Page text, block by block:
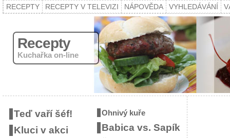
RECEPTY RECEPTY V TELEVIZI NÁPOVĚDA VYHLEDÁVÁNÍ
Recepty
Kuchařka on-line
Teď vaří šéf!
Kluci v akci
Ohnivý kuře
Babica vs. Sapík